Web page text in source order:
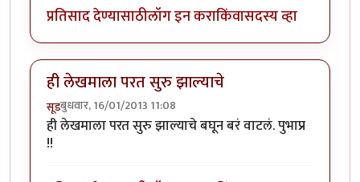
प्रतिसाद देण्यासाठीलॉग इन कराकिंवासदस्य व्हा
ही लेखमाला परत सुरु झाल्याचे
सूडबुधवार, 16/01/2013 11:08
ही लेखमाला परत सुरु झाल्याचे बघून बरं वाटलं. पुभाप्र
!!